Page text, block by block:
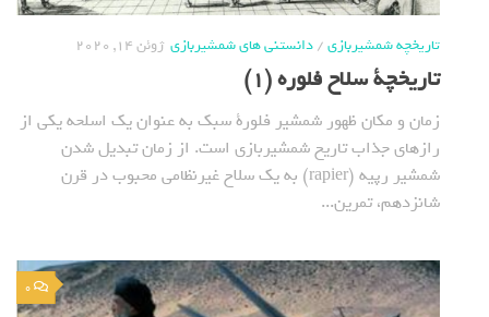
تاریخچه شمشیربازی/دانستنی های شمشیربازی ژوئن 14, 2020
تاریخچة سلاح فلوره (1)
زمان و مکان ظهور شمشیر فلورة سبک به عنوان یک اسلحه یکی از
رازهای جذاب تاریخ شمشیربازی است. از زمان تبدیل شدن
شمشیر رپیه (rapier) به یک سلاح غیرنظامی محبوب در قرن
شانزدهم، تمرین...
0